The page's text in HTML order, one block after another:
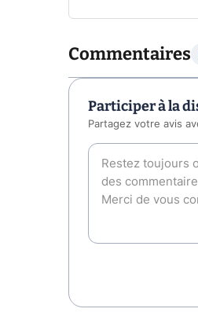
Commentaires
Participer à la
Partagez votre avis